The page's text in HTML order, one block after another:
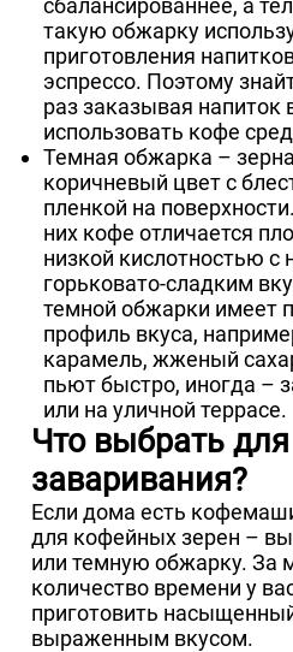
сбалансированнее, а
такую ​​обжарку
приготовления
эспрессо. Поэтому
раз заказывая напиток
использовать кофе
Темная обжарка –
коричневый цвет с
пленкой на
них кофе отличается
низкой кислотностью
горьковато-сладким
темной обжарки имеет
профиль вкуса,
карамель, жженый
пьют быстро, иногда –
или на уличной террасе.
Что выбрать
заваривания?
Если дома есть
для кофейных зерен –
или темную обжарку. За
количество времени у
приготовить
выраженным вкусом.